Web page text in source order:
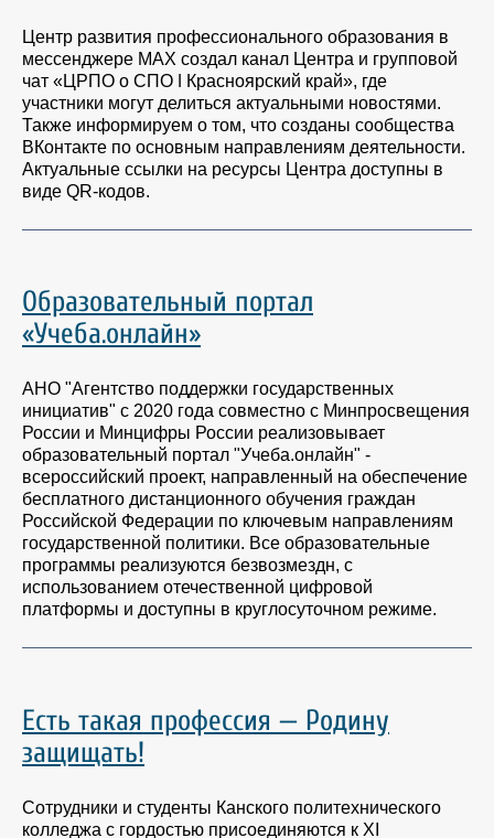
Центр развития профессионального образования в
мессенджере MAX создал канал Центра и групповой
чат «ЦРПО о СПО ǀ Красноярский край», где
участники могут делиться актуальными новостями.
Также информируем о том, что созданы сообщества
ВКонтакте по основным направлениям деятельности.
Актуальные ссылки на ресурсы Центра доступны в
виде QR-кодов.
Образовательный портал
«Учеба.онлайн»
АНО "Агентство поддержки государственных
инициатив" с 2020 года совместно с Минпросвещения
России и Минцифры России реализовывает
образовательный портал "Учеба.онлайн" -
всероссийский проект, направленный на обеспечение
бесплатного дистанционного обучения граждан
Российской Федерации по ключевым направлениям
государственной политики. Все образовательные
программы реализуются безвозмездн, с
использованием отечественной цифровой
платформы и доступны в круглосуточном режиме.
Есть такая профессия — Родину
защищать!
Сотрудники и студенты Канского политехнического
колледжа с гордостью присоединяются к XI